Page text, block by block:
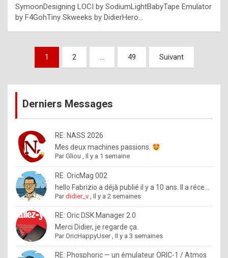
l
e
x
a
%
a
d
e
b
y
R
o
l
SymoonDesigning LOCI by SodiumLightBabyTape Emulator
by F4GohTiny Skweeks by DidierHero…
Pagination
publications
1 2 … 49 Suivant
Derniers Messages
RE: NASS 2026
Mes deux machines passions.
ParGliou ,Il y a 1 semaine
RE: OricMag 002
hello Fabrizio a déjà publié il y a 10 ans. Il a réce...
Pardidier_v ,Il y a 2 semaines
RE: Oric DSK Manager 2.0
Merci Didier, je regarde ça.
ParOricHappyUser,Il y a 3 semaines
RE: Phosphoric — un émulateur ORIC-1 / Atmos